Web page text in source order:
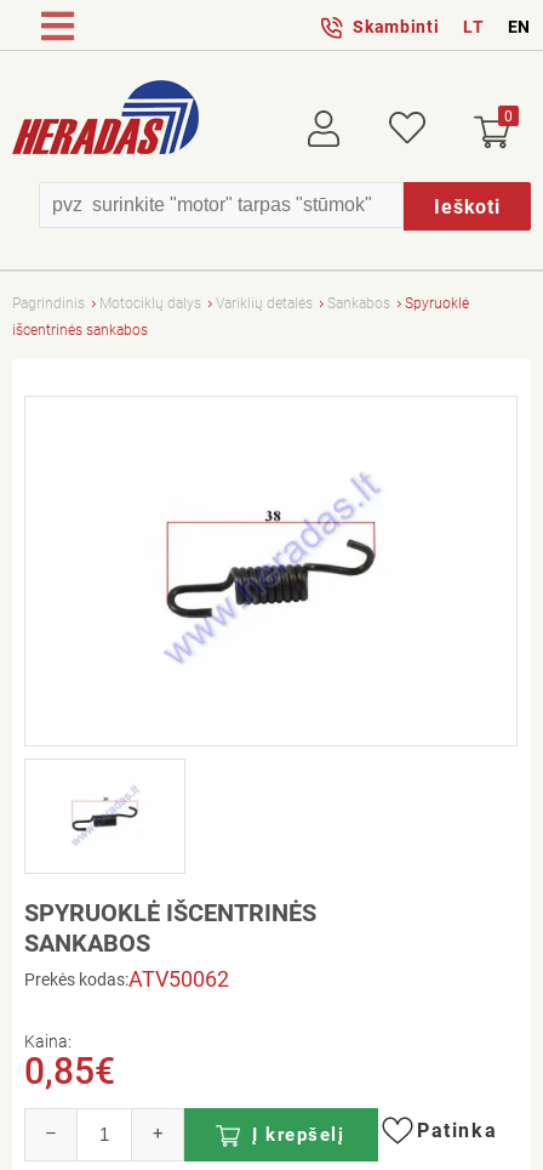
Skambinti LT EN
Ieškoti
Prisijungti Patikusios 0
Pagrindinis Motociklų dalys Variklių detalės Sankabos
Spyruoklė
išcentrinės sankabos
SPYRUOKLĖ IŠCENTRINĖS
SANKABOS
Prekės kodas:ATV50062
Kaina:
0,85€
– + Į krepšelį Patinka